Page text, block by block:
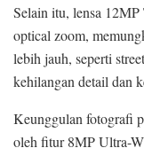
Selain itu, lensa
optical zoom,
lebih jauh, seperti
kehilangan detail dan
Keunggulan fotografi
oleh fitur 8MP Ultra-